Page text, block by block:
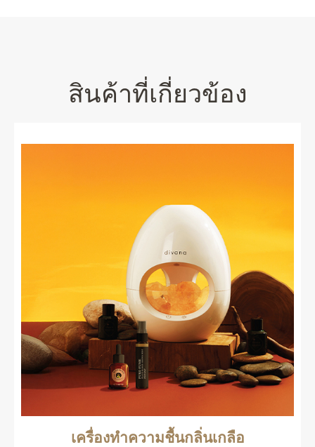
สินค้าที่เกี่ยวข้อง
เครื่องทำความชื้นกลิ่นเกลือ